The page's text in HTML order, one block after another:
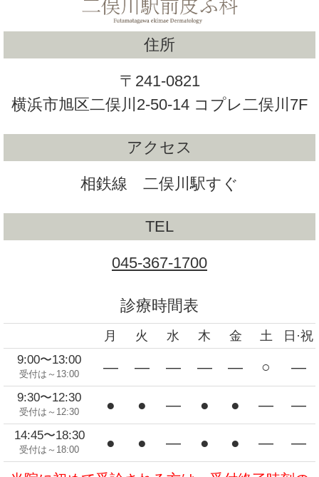
住所
〒241-0821
横浜市旭区二俣川2-50-14 コプレ二俣川7F
アクセス
相鉄線 二俣川駅すぐ
TEL
045-367-1700
診療時間表
月 火 水 木 金 土 日·祝
9:00〜13:00
受付は～13:00 ― ― ― ― ― ○ ―
9:30〜12:30
受付は～12:30 ● ● ― ● ● ― ―
14:45〜18:30
受付は～18:00 ● ● ― ● ● ― ―